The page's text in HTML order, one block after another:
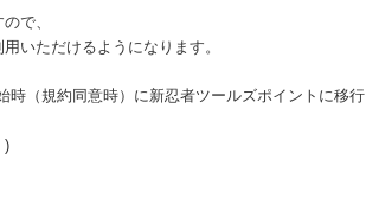
で、
いただけるようになります。
時（規約同意時）に新忍者ツールズポイントに移行
)